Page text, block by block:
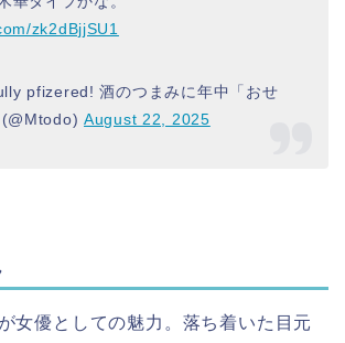
zk2dBjjSU1
pfizered! 酒のつまみに年中「おせ
August 22, 2025
女優としての魅力。落ち着いた目元